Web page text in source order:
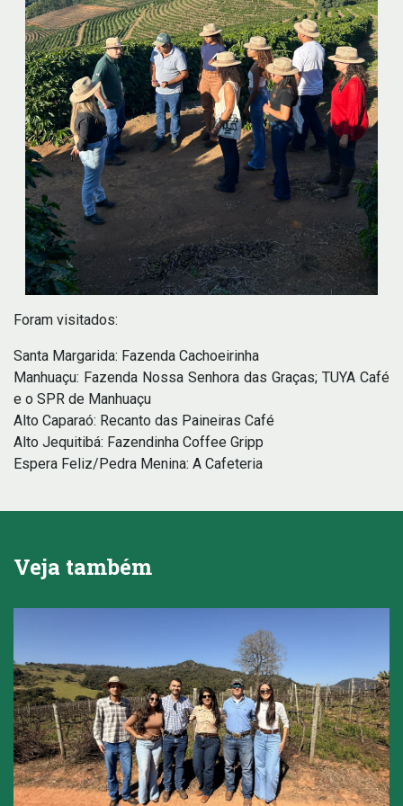
Foram visitados:
Santa Margarida: Fazenda Cachoeirinha
Manhuaçu: Fazenda Nossa Senhora das Graças; TUYA Café
e o SPR de Manhuaçu
Alto Caparaó: Recanto das Paineiras Café
Alto Jequitibá: Fazendinha Coffee Gripp
Espera Feliz/Pedra Menina: A Cafeteria
Veja também